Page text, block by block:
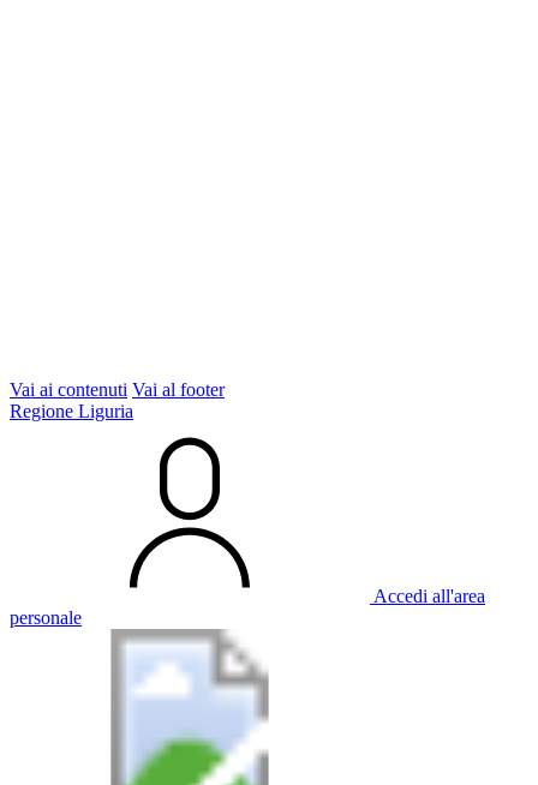
Vai ai contenuti Vai al footer
Regione Liguria
Accedi all'area
personale